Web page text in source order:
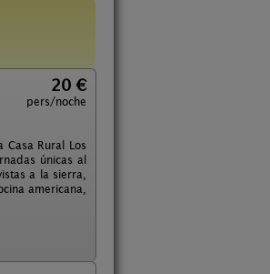
20 €
pers/noche
Rural Los
únicas al
a la sierra,
americana,